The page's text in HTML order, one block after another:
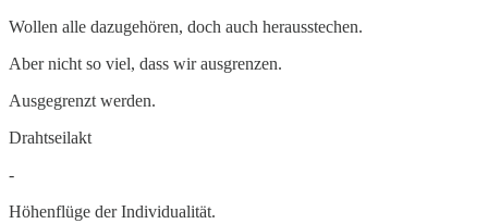
Wollen alle dazugehören, doch auch herausstechen.
Aber nicht so viel, dass wir ausgrenzen.
Ausgegrenzt werden.
Drahtseilakt
-
Höhenflüge der Individualität.